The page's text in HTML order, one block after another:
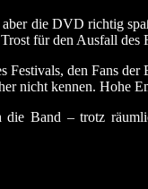
die DVD richtig
für den Ausfall des
den Fans der
nicht kennen. Hohe
Band – trotz